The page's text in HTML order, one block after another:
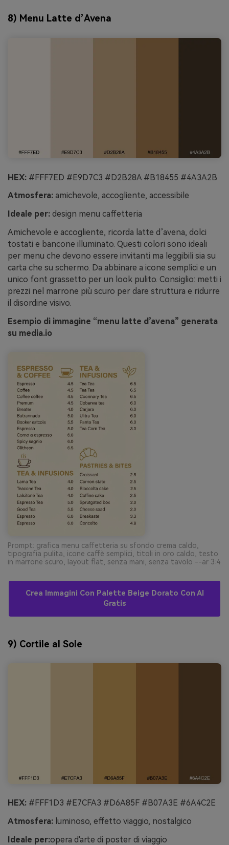
8) Menu Latte d’Avena
HEX: #FFF7ED #E9D7C3 #D2B28A #B18455 #4A3A2B
Atmosfera: amichevole, accogliente, accessibile
Ideale per: design menu caffetteria
Amichevole e accogliente, ricorda latte d’avena, dolci
tostati e bancone illuminato. Questi colori sono ideali
per menu che devono essere invitanti ma leggibili sia su
carta che su schermo. Da abbinare a icone semplici e un
unico font grassetto per un look pulito. Consiglio: metti i
prezzi nel marrone più scuro per dare struttura e ridurre
il disordine visivo.
Esempio di immagine “menu latte d’avena” generata
su media.io
Prompt: grafica menu caffetteria su sfondo crema caldo,
tipografia pulita, icone caffè semplici, titoli in oro caldo, testo
in marrone scuro, layout flat, senza mani, senza tavolo --ar 3:4
Crea Immagini Con Palette Beige Dorato Con AI
Gratis
9) Cortile al Sole
HEX: #FFF1D3 #E7CFA3 #D6A85F #B07A3E #6A4C2E
Atmosfera: luminoso, effetto viaggio, nostalgico
Ideale per:opera d'arte di poster di viaggio